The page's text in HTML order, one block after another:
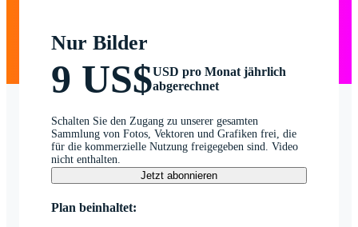
Nur Bilder
9 US$USD pro Monat jährlich
abgerechnet
Schalten Sie den Zugang zu unserer gesamten
Sammlung von Fotos, Vektoren und Grafiken frei, die
für die kommerzielle Nutzung freigegeben sind. Video
nicht enthalten.
Jetzt abonnieren
Plan beinhaltet: